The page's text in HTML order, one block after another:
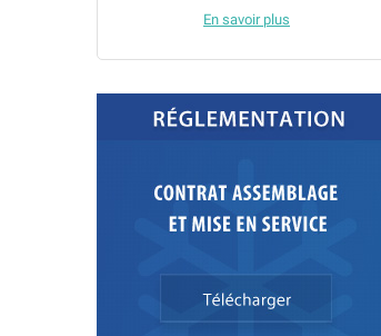
En savoir plus